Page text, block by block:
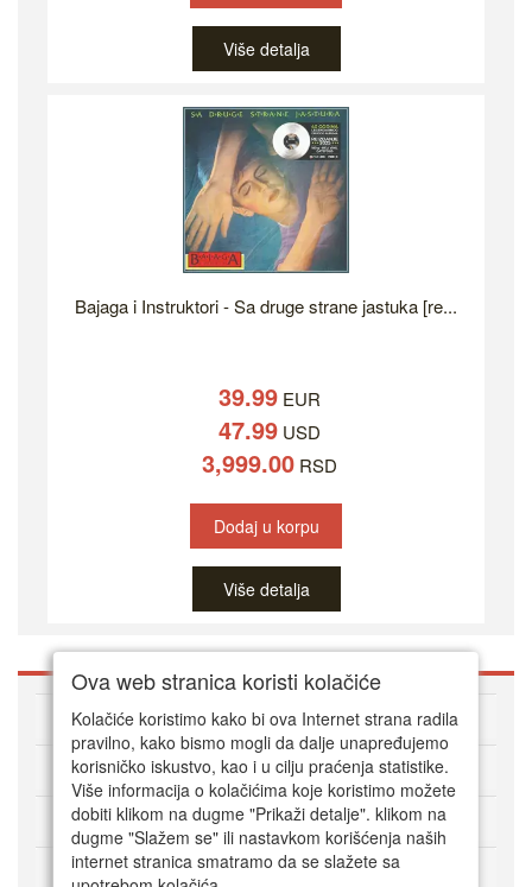
Više detalja
Bajaga i Instruktori - Sa druge strane jastuka [re...
39.99EUR
47.99USD
3,999.00RSD
Dodaj u korpu
Više detalja
O DVD Zoni
Kako kupovati online
Korisnički servis
Način plaćanja
Ova web stranica koristi kolačiće
Kolačiće koristimo kako bi ova Internet strana radila
pravilno, kako bismo mogli da dalje unapređujemo
korisničko iskustvo, kao i u cilju praćenja statistike.
Više informacija o kolačićima koje koristimo možete
dobiti klikom na dugme "Prikaži detalje". klikom na
dugme "Slažem se" ili nastavkom korišćenja naših
internet stranica smatramo da se slažete sa